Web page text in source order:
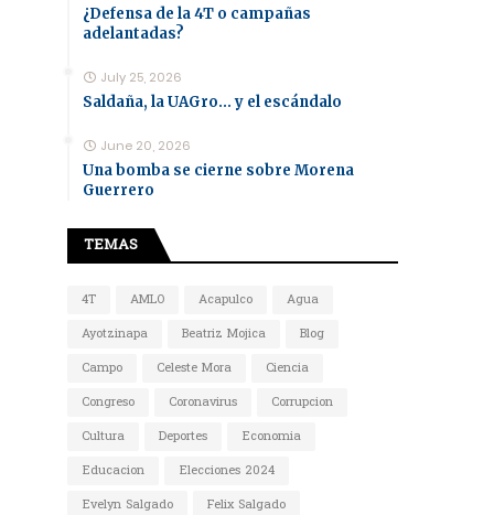
¿Defensa de la 4T o campañas
adelantadas?
July 25, 2026
Saldaña, la UAGro... y el escándalo
June 20, 2026
Una bomba se cierne sobre Morena
Guerrero
TEMAS
4T AMLO Acapulco
Agua
Ayotzinapa
Beatriz Mojica
Blog
Campo
Celeste Mora
Ciencia
Congreso
Coronavirus
Corrupcion
Cultura
Deportes
Economia
Educacion
Elecciones 2024
Evelyn Salgado
Felix Salgado